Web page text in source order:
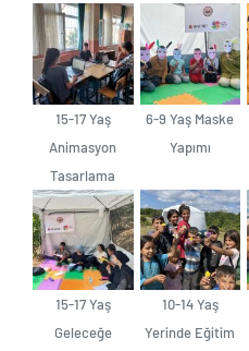
15-17 Yaş
Animasyon
Tasarlama
6-9 Yaş Maske
Yapımı
15-17 Yaş
Geleceğe
10-14 Yaş
Yerinde Eğitim